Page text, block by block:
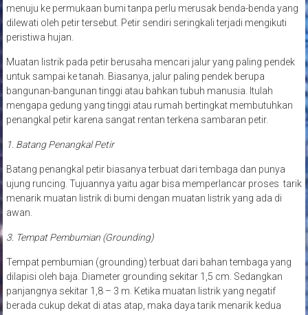
menuju ke permukaan bumi tanpa perlu merusak benda-benda yang
dilewati oleh petir tersebut. Petir sendiri seringkali terjadi mengikuti
peristiwa hujan.
Muatan listrik pada petir berusaha mencari jalur yang paling pendek
untuk sampai ke tanah. Biasanya, jalur paling pendek berupa
bangunan-bangunan tinggi atau bahkan tubuh manusia. Itulah
mengapa gedung yang tinggi atau rumah bertingkat membutuhkan
penangkal petir karena sangat rentan terkena sambaran petir.
1. Batang Penangkal Petir
Batang penangkal petir biasanya terbuat dari tembaga dan punya
ujung runcing. Tujuannya yaitu agar bisa memperlancar proses tarik
menarik muatan listrik di bumi dengan muatan listrik yang ada di
awan.
3. Tempat Pembumian (Grounding)
Tempat pembumian (grounding) terbuat dari bahan tembaga yang
dilapisi oleh baja. Diameter grounding sekitar 1,5 cm. Sedangkan
panjangnya sekitar 1,8 – 3 m. Ketika muatan listrik yang negatif
berada cukup dekat di atas atap, maka daya tarik menarik kedua